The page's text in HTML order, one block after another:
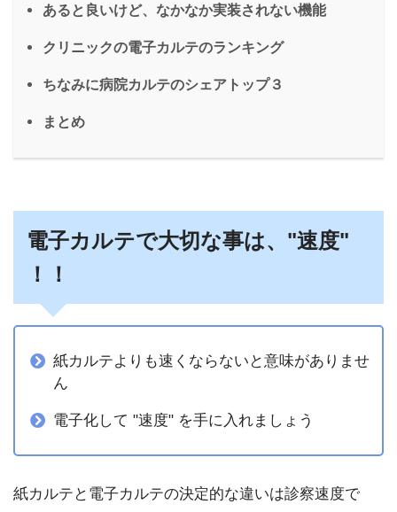
あると良いけど、なかなか実装されない機能
クリニックの電子カルテのランキング
ちなみに病院カルテのシェアトップ３
まとめ
電子カルテで大切な事は、"速度"
！！
紙カルテよりも速くならないと意味がありませ
ん
電子化して "速度" を手に入れましょう
紙カルテと電子カルテの決定的な違いは診察速度で